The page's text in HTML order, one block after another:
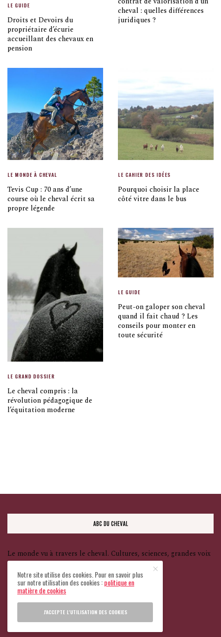
LE GUIDE
Droits et Devoirs du
propriétaire d’écurie
accueillant des chevaux en
pension
cheval : quelles différences
juridiques ?
LE MONDE À CHEVAL
Tevis Cup : 70 ans d’une
course où le cheval écrit sa
propre légende
LE CAHIER DES IDÉES
Pourquoi choisir la place
côté vitre dans le bus
LE GRAND DOSSIER
Le cheval compris : la
révolution pédagogique de
l’équitation moderne
LE GUIDE
Peut-on galoper son cheval
quand il fait chaud ? Les
conseils pour monter en
toute sécurité
ABC DU CHEVAL
Le monde vu à travers le cheval. Cultures, sciences, grandes voix
— et une seule ligne rouge : le bien-être animal.
Notre site utilise des cookies. Pour en savoir plus
sur notre utilisation des cookies :politique en
matière de cookies
J'ACCEPTE L'UTILISATION DES COOKIES